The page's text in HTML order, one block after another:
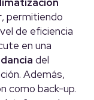
, permitiendo
de eficiencia
en una
del
Además,
como back-up.